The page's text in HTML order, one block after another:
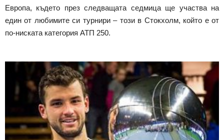
Европа, където през следващата седмица ще участва на
един от любимите си турнири – този в Стокхолм, който е от
по-ниската категория АТП 250.